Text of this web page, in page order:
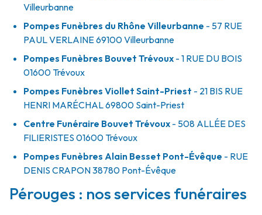
Villeurbanne
Pompes Funèbres du Rhône Villeurbanne - 57 RUE
PAUL VERLAINE69100Villeurbanne
Pompes Funèbres Bouvet Trévoux - 1 RUE DU BOIS
01600 Trévoux
Pompes Funèbres Viollet Saint-Priest - 21 BIS RUE
HENRI MARÉCHAL69800 Saint-Priest
Centre Funéraire Bouvet Trévoux - 508 ALLÉE DES
FILIERISTES 01600 Trévoux
Pompes Funèbres Alain Besset Pont-Évêque - RUE
DENIS CRAPON38780 Pont-Évêque
Pérouges : nos services funéraires